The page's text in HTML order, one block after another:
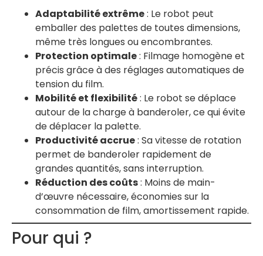
Adaptabilité extrême: Le robot peut
emballer des palettes de toutes dimensions,
même très longues ou encombrantes.
Protection optimale: Filmage homogène et
précis grâce à des réglages automatiques de
tension du film.
Mobilité et flexibilité: Le robot se déplace
autour de la charge à banderoler, ce qui évite
de déplacer la palette.
Productivité accrue: Sa vitesse de rotation
permet de banderoler rapidement de
grandes quantités, sans interruption.
Réduction des coûts: Moins de main-
d’œuvre nécessaire, économies sur la
consommation de film, amortissement rapide.
Pour qui ?